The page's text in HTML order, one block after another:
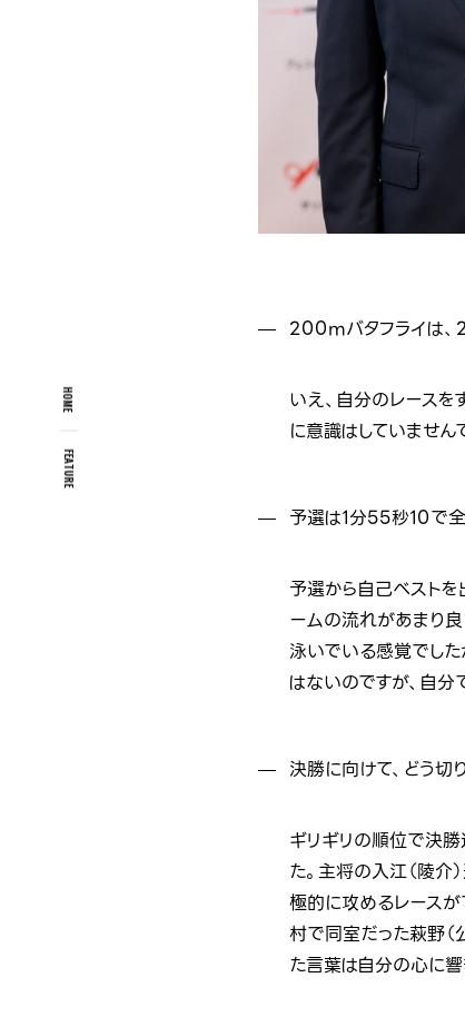
200mバタフライは、
いえ、自分のレースを
に意識はしていません
予選は1分55秒10で
予選から自己ベスト
ームの流れがあまり
泳いでいる感覚でし
はないのですが、自分
決勝に向けて、どう切
ギリギリの順位で決
た。主将の入江（陵介
極的に攻めるレースが
村で同室だった萩野（
た言葉は自分の心に響
HOME
FEATURE